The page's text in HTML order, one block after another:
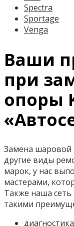
Spectra
Sportage
Venga
Ваши
при
опоры
Замена шаровой
другие виды
марок, у нас
мастерами,
Также наша сеть
такими